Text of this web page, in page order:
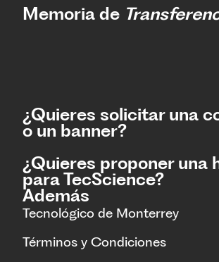
Memoria de
¿Quieres solicitar una
o un banner?
¿Quieres proponer una
para TecScience?
Además
Tecnológico de Monterrey
Términos y Condiciones